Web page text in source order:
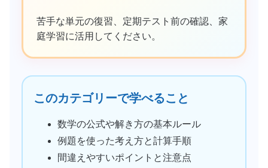
苦手な単元の復習、定期テスト前の確認、家
庭学習に活用してください。
このカテゴリーで学べること
数学の公式や解き方の基本ルール
例題を使った考え方と計算手順
間違えやすいポイントと注意点